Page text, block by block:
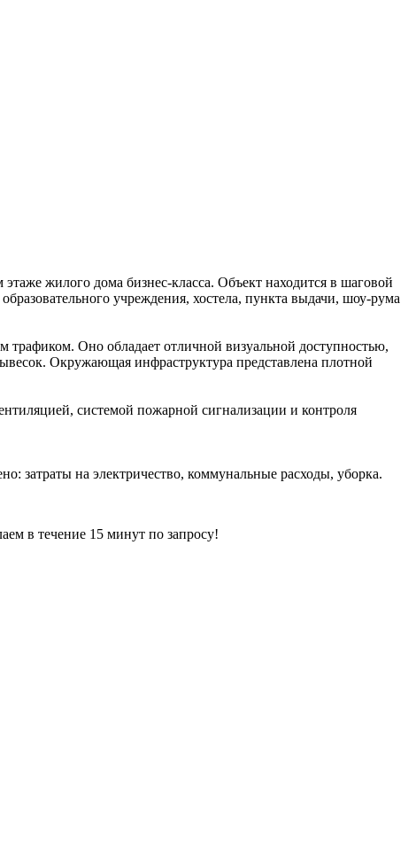
жилого дома бизнес-класса. Объект находится в шаговой
учреждения, хостела, пункта выдачи, шоу-рума
Оно обладает отличной визуальной доступностью,
Окружающая инфраструктура представлена плотной
системой пожарной сигнализации и контроля
затраты на электричество, коммунальные расходы, уборка.
течение 15 минут по запросу!